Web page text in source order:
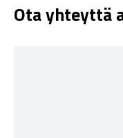
Ota yhteyttä